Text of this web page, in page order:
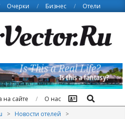
Очерки Бизнес Отели
на сайте О нас Поиск
> Новости отелей
>